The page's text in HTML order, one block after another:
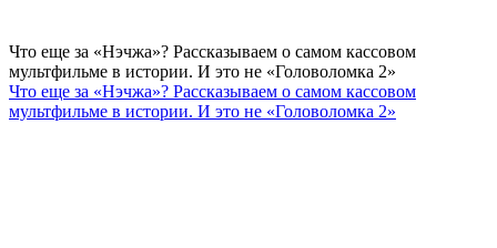
Что еще за «Нэчжа»? Рассказываем о самом кассовом
мультфильме в истории. И это не «Головоломка 2»
Что еще за «Нэчжа»? Рассказываем о самом кассовом
мультфильме в истории. И это не «Головоломка 2»